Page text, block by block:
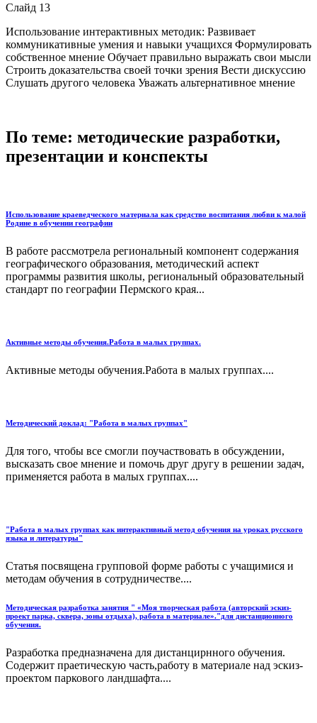
Слайд 13
Использование интерактивных методик: Развивает
коммуникативные умения и навыки учащихся Формулировать
собственное мнение Обучает правильно выражать свои мысли
Строить доказательства своей точки зрения Вести дискуссию
Слушать другого человека Уважать альтернативное мнение
По теме: методические разработки,
презентации и конспекты
Использование краеведческого материала как средство воспитания любви к малой
Родине в обучении географии
В работе рассмотрела региональный компонент содержания
географического образования, методический аспект
программы развития школы, региональный образовательный
стандарт по географии Пермского края...
Активные методы обучения.Работа в малых группах.
Активные методы обучения.Работа в малых группах....
Методический доклад: "Работа в малых группах"
Для того, чтобы все смогли поучаствовать в обсуждении,
высказать свое мнение и помочь друг другу в решении задач,
применяется работа в малых группах....
"Работа в малых группах как интерактивный метод обучения на уроках русского
языка и литературы"
Статья посвящена групповой форме работы с учащимися и
методам обучения в сотрудничестве....
Методическая разработка занятия " «Моя творческая работа (авторский эскиз-
проект парка, сквера, зоны отдыха), работа в материале»."для дистанционного
обучения.
Разработка предназначена для дистанцирнного обучения.
Содержит праетическую часть,работу в материале над эскиз-
проектом паркового ландшафта....